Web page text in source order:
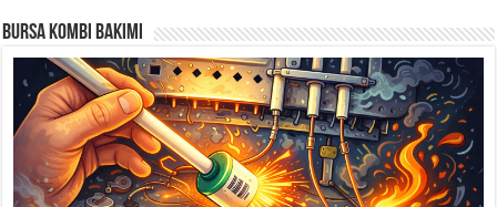
Bursa Kombi Bakımı